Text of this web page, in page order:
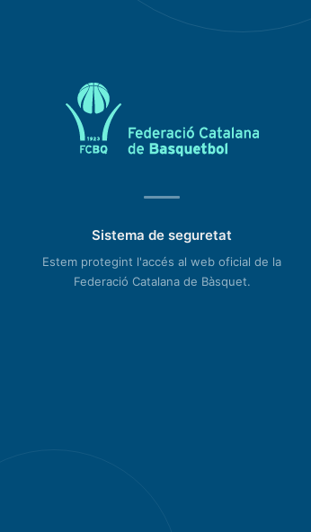
Sistema de seguretat
Estem protegint l'accés al web oficial de la
Federació Catalana de Bàsquet.